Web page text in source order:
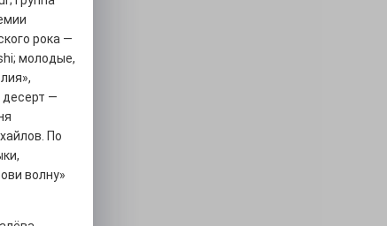
рока —
молодые,
десерт —
По
волну»